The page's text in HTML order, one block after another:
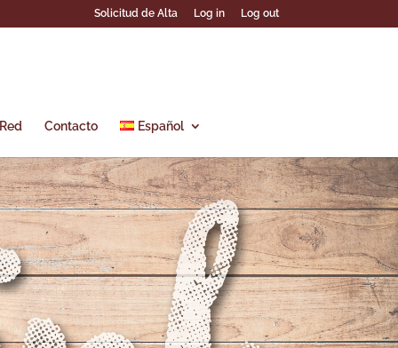
Solicitud de Alta Log in Log out
Contacto Español